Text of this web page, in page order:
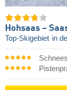
Hohsaas –
Top-Skigebiet in